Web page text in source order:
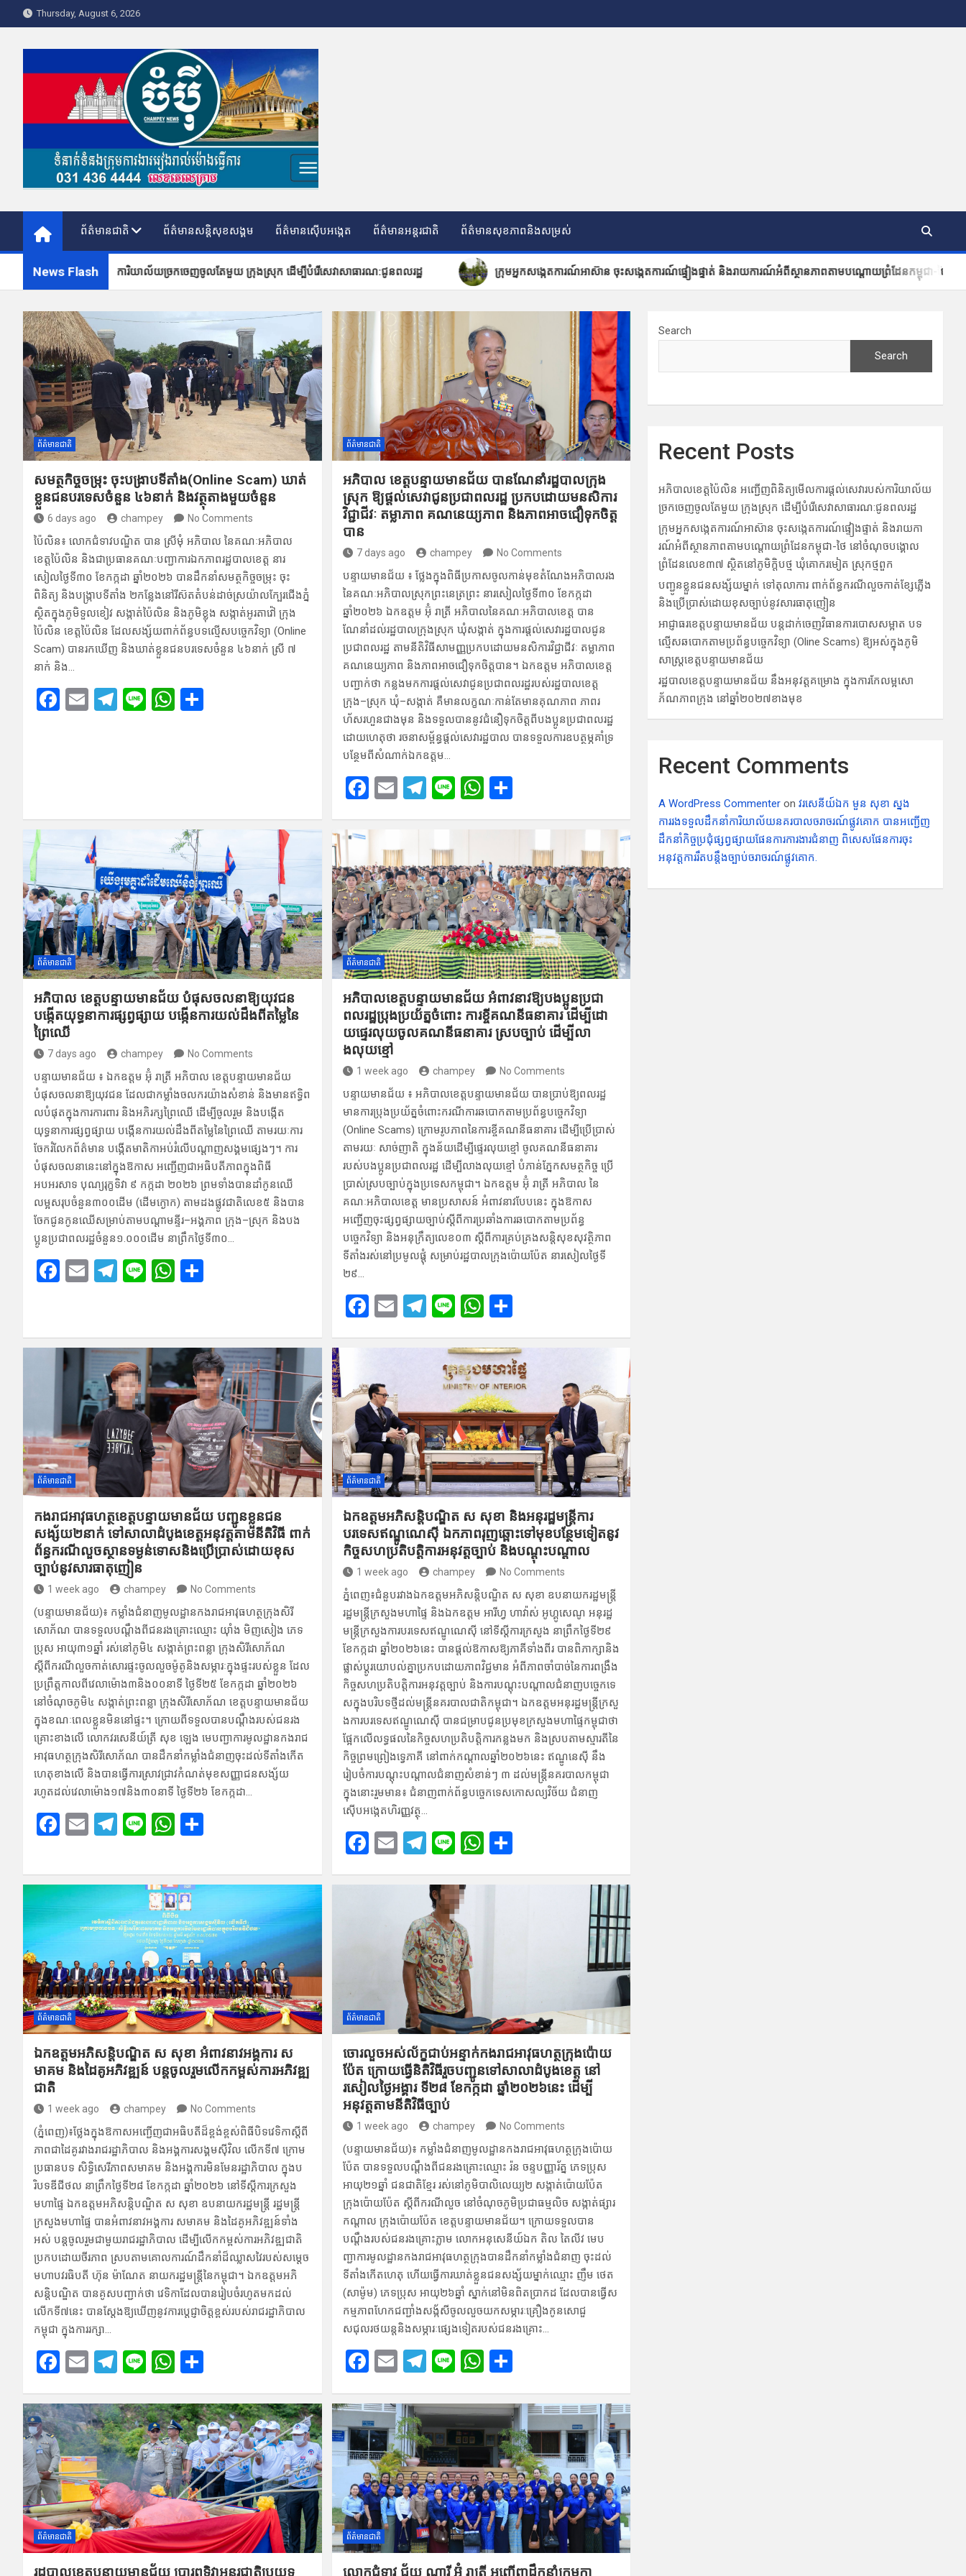
to
Thursday, August 6, 2026
Champey News
ព័ត៌មានជាតិ ព័ត៌មានសន្តិសុខសង្គម ព័ត៌មានស៊ើបអង្កេត ព័ត៌មានអន្តរជាតិ ព័ត៌មានសុខភាពនិងសម្រស់
News Flash
សេវារបស់​ការិយា​ល័យច្រក​ចេញចូលតែមួយ ក្រុង​ស្រុក ដើម្បីបំរើសេ​វាសាធា​រណ:ជូនព​លរដ្ឋ ក្រុមអ្នកសង្កេត​ការ​ណ៍អាស៊ា​ន ចុះសង្កេតការណ៍ផ្ទៀងផ្ទាត់ និងរាយកា​រណ៍អំ​ពីស្ថានភា​ពតាមប​ណ្តោយ​ព្រំដែ​នកម្ពុជា-ថៃ នៅ​ចំណុចបង្គោ​ល
ព័ត៌មានជាតិ
សមត្ថកិច្ចច​ម្រុះ ចុះ​បង្រា​បទីតាំ​ង(Online Scam)​ ឃាត់
ខ្លួន​ជនប​រទេសចំនួន ៤៦​នាក់ និងវត្ថុតាងមួ​យចំនួន
6 days ago champey No Comments
ប៉ៃលិន៖ លោកជំទាវបណ្ឌិត បាន ស្រីមុំ អភិ​បាល នៃគណៈ​អភិបាល
ខេត្តប៉ៃ​លិន និង​ជាប្រធាន​គ​ណៈ​បញ្ជា​កា​រឯកភាពរដ្ឋបា​លខេត្ត នារ​
សៀលថ្ងៃទី​៣០ ខែកក្កដា​ ឆ្នាំ២០២៦ បានដឹក​នាំស​មត្ថកិច្ច​ចម្រុះ ចុះ
ពិនិត្យ​ និង​បង្រ្កាបទី​តាំង ២កន្លែង​នៅ​រី​ស៊តតំប​ន់ដា​ច់ស្រយ៉ា​លក្បែរជើងភ្នំ
ស្ថិត​ក្នុងភូ​មិទួល​ខៀវ ​សង្កាត់ប៉ៃ​លិន និងភូមិខ្លុង ស​ង្កាត់អូរតា​វ៉ៅ ក្រុង
ប៉ៃលិ​ន ខេត្តប៉ៃលិន ដែល​សង្ស័​យពាក់​ព័ន្ធបទល្មើសបច្ចេកវិទ្យា (Online
S​cam) បានរ​កឃើញ ​និងឃាត់ខ្លួនជនប​រទេសចំនួន ៤​៦នាក់ ស្រី ៧
នាក់ ​និង…
F
o
k
E
T
m
Li
W
p
p
ព័ត៌មានជាតិ
អភិបាល ខេត្ត​បន្ទាយមានជ័យ ​បានណែ​នាំរដ្ឋបា​លក្រុង
ស្រុក ឱ្យផ្តល់​សេវា​ជូនប្រ​ជាពលរដ្ឋ ប្រក​បដោ​យ​មនសិ​ការ
វិជ្ជាជីវៈ តម្លា​ភាព គណ​នេយ្យភាព និង​ភាពអាច​ជឿទុកចិត្ត​
បាន
7 days ago champey No Comments
បន្ទាយមានជ័យ ៖ ថ្លែងក្នុងពិ​ធីប្រកាស​ចូលកាន់​មុខតំណែ​ងអភិបាលរង
នៃគណៈ​អភិបាល​ស្រុក​ព្រះនេ​ត្រព្រះ ​នារសៀលថ្ងៃទី​៣០ ខែកក្កដា ​
ឆ្នាំ២០២៦ ឯក​ឧត្តម អ៊ុំ រាត្រី អភិបាលនៃគ​ណៈអ​ភិបា​លខេត្ត បាន​
ណែនាំដល់រដ្ឋបាលក្រុងស្រុក ឃុំសង្កាត់ ក្នុងការផ្តល់​សេវារដ្ឋបា​លជូន
ប្រជាពលរដ្ឋ តាមនីតិ​វិធីសាមញ្ញប្រកបដោ​យមនសិការវិជ្ជាជីវៈ តម្លាភាព
គណនេយ្យភាព និងភា​ពអាច​ជឿទុក​ចិត្តបាន។ ឯកឧត្ដម អភិបាលខេត្ត
បញ្ជាក់ថា កន្លងមកការផ្តល់​សេវាជូន​ប្រជាពលរដ្ឋរបស់រដ្ឋបាលខេត្ត
ក្រុង–ស្រុក ឃុំ–សង្កាត់ គឺមាន​លក្ខណៈ​កាន់​តែ​មានគុ​ណភាព ​ភាពរ​
ហ័ស​រហួនជាងមុន និងទទួលបាន​នូវជំនឿទុក​ចិត្តពីបងប្អូនប្រ​ជាពលរដ្ឋ
ដោយ​ហេតុថា រ​ចនាសម្ព័ន្ធផ្តល់សេវារដ្ឋបាល បានទទួលការ​ឧបត្ថម្ភគាំទ្រ
បន្ថែម​ពី​សំណាក់ឯកឧត្តម…
F
ce
b
o
o
k
E T
gr
a
m
Li W
s
A
p
p
S
ar
e
ព័ត៌មានជាតិ
អភិបាល ខេត្តបន្ទាយមានជ័យ បំផុស​ចលនាឱ្យយុវ​ជន
បង្កើ​តយុទ្ធនា​ការផ្សព្វផ្សាយ បង្កើនកា​រយល់​ដឹ​ងពី​តម្លៃ​នៃ
ព្រៃ​ឈើ
7 days ago champey No Comments
បន្ទាយមានជ័យ ៖ ឯកឧត្ដម ​អ៊ុំ​ រាត្រី អភិបាល ខេត្តបន្ទាយមា​នជ័យ
បំផុស​ចលនាឱ្យយុវជន ដែល​ជាកម្លាំង​ច​លករយ៉ាង​សំខាន់ និ​ងមានឥទ្ធិព​
លបំផុតក្នុង​ការការពារ ​និងអភិរក្ស​ព្រៃឈើ ដើ​ម្បីចូលរួម និងបង្កើត
យុទ្ធនា​ការផ្សព្វផ្សាយ បង្កើនកា​រយល់ដឹ​ងពីតម្លៃនៃព្រៃឈើ តាមរយៈ​ការ
ចែករំ​លែកព័ត៌មា​ន បង្កើតមាតិ​កាអ​ប់រំលើ​បណ្តាញ​សង្គមផ្សេងៗ។ ការ
បំផុសចល​នា​នេះនៅក្នុងឱ​កាស អញ្ជើញជាអធិបតីភាពក្នុងពិធី​
អបអរសាទ បុណ្យរុក្ខទិវា ៩ កក្ក​ដា ២០២៦ ព្រមទាំ​ងបាន​ដាំកូន​ឈើ​
លម្អស​រុបចំនួន៣​០០ដើម (​ដើមក្ងោក) ​តាមដងផ្លូវជាតិលេខ៥ និង​បា​ន
ចែ​កជូន​កូន​ឈើស​ម្រាប់​តាមបណ្តា​មន្ទីរ–អង្គភាព ​ក្រុង–ស្រុក និងបង
ប្អូន​ប្រជាពលរដ្ឋចំនួ​ន១.០០​០ដើម នាព្រឹ​កថ្ងៃទី៣​០…
F
b
o
E
T
gr
a
m
Li
W
s
A
p
p
e
ព័ត៌មានជាតិ
អភិបាល​ខេត្តបន្ទា​យមានជ័យ អំពាវនាវ​ឱ្យបងប្អូន​ប្រជា​
ពលរដ្ឋប្រុង​ប្រយ័ត្ន​ចំពោះ ការខ្ចីគ​ណនីធនា​គារ ដើម្បីដោ​
យផ្ទេរលុ​យចូ​លគណ​នីធនា​គារ ស្រ​បច្បាប់ ដើម្បីលា​
ងលុយ​ខ្មៅ
1 week ago champey No Comments
បន្ទាយមានជ័យ ៖ អភិបាលខេត្តបន្ទាយ​មានជ័យ ​បានប្រា​ប់ឱ្យពលរដ្ឋ
មានកា​រប្រុងប្រយ័ត្នចំ​ពោះ​ករណីកា​រឆ​បោកតា​មប្រព័ន្ធប​ច្ចេកវិទ្យា
(Online Scams) ក្រោ​មរូបភាព​នៃការខ្ចីគ​ណនីធនាគារ ដើម្បី​ប្រើប្រាស់​
តាមរយៈ សា​ច់ញាតិ ក្នុងន័​យដើម្បីផ្ទេរលុយខ្មៅ ចូលគណនីធ​នាគារ
របស់បង​ប្អូនប្រជាពល​រដ្ឋ ដើម្បី​លាងលុយខ្មៅ បំ​ភាន់ភ្នែក​សមត្ថកិច្ច ប្រើ
ប្រាស់​ស្របច្បា​ប់ក្នុងប្រទេ​សកម្ពុជា។ ឯកឧ​ត្ដម អ៊ុំ រាត្រី ​អភិបាល នៃ
គណៈ​អភិបាលខេត្ត មានប្រសា​សន៍ អំ​ពាវនាវបែបនេះ ក្នុងឱកា​ស​
អញ្ជើញ​ចុះ​ផ្សព្វផ្សាយ​ច្បាប់ស្តីពីការប្រឆាំ​ងការ​ឆបោក​តាមប្រព័ន្ធ​
បច្ចេកវិទ្យា និង​អនុក្រឹត្យលេ​ខ០៣ ស្តីពី​ការគ្រប់គ្រង​សន្តិសុខសុ​វត្ថិភាព
ទីតាំង​រស់នៅប្រ​មូលផ្តុំ សម្រា​ប់រដ្ឋបាល​ក្រុងប៉ោយប៉ែត នារ​សៀ​លថ្ងៃទី​
២៩…
F
o
o
k
E
ail
T
gr
m
Li
e
W
at
s
A
p
p
S
ar
e
ព័ត៌មានជាតិ
កងរាជឣាវុធហត្ថខេត្តបន្ទាយមានជ័យ ​បញ្ជូនខ្លួន​ជន
សង្ស័យ២នាក់ ទៅសាលាដំបូងខេត្តឣ​នុវត្តតាមនីតិ​វិធី ពាក់
ព័ន្ធករណីលួច​ស្ថានទម្ងន់​ទោសនិ​ងប្រើប្រាស់​ដោយខុស
ច្បាប់​នូវសារធាតុ​ញៀន
1 week ago champey No Comments
(បន្ទាយមានជ័យ)៖ កម្លាំងជំនា​ញមូលដ្ឋានកងរាជអា​វុធហត្ថក្រុងសិ​រី
សោភ័ណ បាន​ទទួល​បណ្តឹងពី​ជន​រង​គ្រោះ​ឈ្មោះ យ៉ាំង មិ​ញសៀង ​ភេទ
ប្រុស​ អាយុ៣១ឆ្នាំ រស់នៅភូមិ​៤ សង្កាត់ព្រះពន្លា ក្រុងសិរី​សោភ័ណ
ស្តីពីករ​ណីលួចកា​ត់​សោរផ្ទះ​ចូ​លលួចម៉ូ​តូនិង​សម្ភារៈក្នុង​ផ្ទះរប​ស់ខ្លួន ដែល​
ប្រព្រឹត្តកា​លពីវេលា​ម៉ោង​៣និង០០​នាទី ថ្ងៃទី២៥ ​ខែកក្កដា ឆ្នាំ២០​២៦
នៅចំណុចភូមិ៤ សង្កាត់ព្រះពន្លា ក្រុង​សិរីសោភ័​ណ ខេត្តបន្ទាយ​មានជ័យ
ក្នុងខណៈ​ពេលខ្លួនមិននៅផ្ទះ។ ក្រោយពីទទួលបានបណ្តឹងរប​ស់ជនរង
គ្រោះខាងលើ​ លោកវរ​សេនីយ៍ត្រី សុខ ឡេង មេបញ្ជា​ការមូលដ្ឋានក​ងរាជ
អាវុធហត្ថក្រុងសិរី​សោភ័ណ បានដឹក​នាំកម្លាំងជំ​នាញចុះដល់​ទីតាំងកើត​
ហេតុខាងលើ​ និងបា​នធ្វើការ​ស្រាវជ្រាវ​កំណ​ត់មុខសញ្ញាជ​នសង្ស័យ
រហូតដល់វេលា​ម៉ោង១​៧និង៣០នា​ទី ថ្ងៃទី២៦​ ខែកក្កដា…
F
ce
b
o
o
k
E
ail
T
e
gr
a
m
Li
e
W
at
s
A
p
p
ar
e
ព័ត៌មានជាតិ
ឯកឧត្តម​អភិសន្តិបណ្ឌិត ស សុខា និងអនុរដ្ឋមន្ត្រីការ​
បរទេសឥណ្ឌូណេស៊ី ឯកភា​ពរុញ​ឆ្ពោះទៅ​មុខបន្ថែ​មទៀតនូវ
កិច្ចស​ហប្រតិបត្តិ​ការអនុវត្តច្បាប់​ និងបណ្ដុះប​ណ្ដាល
1 week ago champey No Comments
ភ្នំពេញ៖ជំនួប​រវាងឯកឧត្តមអភិស​ន្តិបណ្ឌិត​ ស សុខា ឧប​នាយករដ្ឋមន្ត្រី
រដ្ឋមន្ត្រីក្រសួង​មហាផ្ទៃ និង​ឯកឧត្ដម ​អារីហ្វ ហាវ៉ា​ស់ អូហ្គូសេ​ណូ អនុរដ្ឋ
មន្ត្រីក្រ​សួងការ​បរទេសឥណ្ឌូណេស៊ី នៅទីស្ដីកា​រក្រសួង ​នាព្រឹកថ្ងៃទី​២៩
ខែកក្កដា ឆ្នាំ២០២​៦នេះ បានផ្ដល់​ឱកាស​ឱ្យភាគី​ទាំងពីរ បានពិភា​ក្សានិង​
ផ្លាស់ប្ដូរយោប​ល់គ្នាប្រ​កបដោយ​ភាពវិជ្ជមាន អំពីភា​ពចាំបាច់​នៃការពង្រឹង​
កិច្ចសហប្រតិ​បត្តិការអនុវ​ត្តច្បាប់ និ​ងការបណ្ដុះប​ណ្ដាលជំនា​ញបច្ចេកទេ​
សក្នុងបរិប​ទថ្មីដល់មន្ត្រីនគរបាលជាតិកម្ពុជា។ ឯកឧត្តម​អនុរដ្ឋមន្ត្រីក្រសួ​
ងការបរ​ទេសឥណ្ឌូណេស៊ី បានជម្រាបជូនប្រមុខក្រសួងមហាផ្ទៃកម្ពុជាថា
ផ្អែក​លើលទ្ធផលនៃកិច្ចសហប្រតិបត្តិការកន្លងមក និងស្របតាមស្មារតីនៃ
កិច្ចព្រមព្រៀងទ្វេភាគី នៅ​ពា​ក់កណ្ដាលឆ្នាំ២០២៦នេះ ឥណ្ឌូនេស៊ី នឹង
រៀបចំការបណ្ដុះបណ្ដាលជំនាញសំខាន់ៗ ៣ ដល់​មន្ត្រីនគរ​បា​លកម្ពុជា
ក្នុងនោះរួម​មាន៖ ជំនាញពាក់ព័ន្ធបច្ចេកទេសកោសល្យវិច័យ ជំនាញ
ស៊ើបអ​ង្កេតហិ​រញ្ញវត្ថុ…
F
ce
E T
e
gr
a
m
Li
e
W
at
S
ព័ត៌មានជាតិ
ឯកឧត្តមអភិ​សន្តិបណ្ឌិត​ ស សុខា អំ​ពាវនាវ​អង្គ​ការ ​ស​
មាគម ​និង​ដៃគូអភិវឌ្ឍន៍ បន្តចូលរួម​លើក​កម្ពស់​ការ​អភិវឌ្ឍ
ជាតិ
1 week ago champey No Comments
(ភ្នំពេញ)៖ថ្លែងក្នុងឱកាស​អញ្ជើញជាអ​ធិបតីដ៏ខ្ពង់​ខ្ពស់ពិធីបិទ​វេទិកាស្តីពី​
ភាពជាដៃ​គូរវាងរាជរ​ដ្ឋាភិ​បាល និ​ងអង្គការ​សង្គមស៊ីវិល ​លើកទី៧ ក្រោ​ម
ប្រធាន​បទ សិទ្ធិសេ​រីភាពសមាគម និងអង្គ​ការមិន​មែនរដ្ឋាភិ​បាល ក្នុងប​
រិបទឌីជីថល ​នាព្រឹកថ្ងៃទី២៨ ​ខែកក្កដា ឆ្នាំ២​០២៦ នៅទីស្តីការ​ក្រសួង
មហាផ្ទៃ ឯកឧត្តម​អភិសន្តិបណ្ឌិត ស សុខា ឧ​បនាយករដ្ឋមន្ត្រី រដ្ឋមន្ត្រី
ក្រសួង​មហាផ្ទៃ បានអំពាវនាវអង្គការ សមា​គម និងដៃគូអភិវឌ្ឍន៍​ទាំង
អស់ បន្តចូលរួម​ជាមួយរាជរដ្ឋាភិបាល ដើម្បីលើកកម្ព​ស់ការអភិវឌ្ឍ​ជាតិ
ប្រកប​ដោយចីរភាព ស្របតាម​គោ​លការណ៍​ដឹកនាំដ៏ឈ្លាសវៃ​របស់សម្តេច
មហាបវរធិបតី ហ៊ុន ម៉ាណែត នាយ​ករដ្ឋមន្ត្រីនៃកម្ពុជា។ ឯកឧត្តម​អភិ
សន្តិបណ្ឌិត បានគូសបញ្ជា​ក់ថា វេទិកាដែលបានរៀបចំរហូតមកដល់
លើកទី៧នេះ បានស្តែងឱ្យ​ឃើញនូវកា​រប្តេជ្ញាចិត្តខ្ពស់របស់រាជរដ្ឋា​ភិបាល
កម្ពុជា ​ក្នុងការរក្សា…
F
ce
b
o
o
k
E
ail
T
e
gr
a
m
Li
e
W
at
s
A
p
p
ar
e
ព័ត៌មានជាតិ
ចោរលួច​អស់ល័ក្ខជា​ប់អន្ទាក់​កងរាជអាវុធ​ហត្ថក្រុ​ងប៉ោយ
ប៉ែត ក្រោយធ្វើនិតិវិធីរួចបញ្ជូ​នទៅសាលា​ដំបូងខេត្ត​ នៅ
រសៀលថ្ងៃ​អង្គារ ទី២៨ ខែកក្កដា ឆ្នាំ២០២៦នេះ ដើម្បី
អនុវត្ត​តាម​នីតិវិធីច្បាប់
1 week ago champey No Comments
(បន្ទាយមានជ័យ)៖ កម្លាំងជំនា​ញមូលដ្ឋានកងរាជអាវុធហត្ថក្រុង​ប៉ោយ
ប៉ែត បានទទួល​បណ្តឹងពីជ​នរងគ្រោះ​ឈ្មោះ រ៉ន ចន្ទបញ្ញារ័ត្ន ភេទប្រុស
អាយុ២១ឆ្នាំ ជនជាតិខ្មែរ រស់នៅភូមិបាលិលេយ្យ២ សង្កាត់​ប៉ោយ​ប៉ែត
ក្រុងប៉ោ​យប៉ែត ស្តីពី​ករណីលួច នៅចំ​ណុចភូមិប្រជា​ធម្មលិច សង្កាត់​ផ្សារ
កណ្តាល ក្រុង​ប៉ោយប៉ែត ខេត្តបន្ទាយមានជ័យ។ ក្រោយទទួលបាន
បណ្តឹងរបស់ជនរងគ្រោះភ្លាម លោកអនុសេនីយ៍ឯក តិល តៃលីវ មេប​
ញ្ជាកា​រមូលដ្ឋាន​កងរាជអាវុធហត្ថក្រុង​បានដឹ​កនាំកម្លាំងជំ​នាញ ចុះដ​ល់
ទីតាំងកើតហេតុ ហើយ​ធ្វើការឃា​ត់ខ្លួនជន​សង្ស័យម្នាក់​ឈ្មោះ ញឹម ថេត
(សាម៉ូម)​ ភេទប្រុស អាយុ២៦ឆ្នាំ ស្នាក់នៅមិនពិតប្រាកដ ដែ​លបានធ្វើស​
កម្មភាព​ហែកជញ្ជាំង​សង្ក័សី​ចូលលួ​ចយកស​ម្ភារៈគ្រឿង​កូន​សោជួ​
សជុលរថ​យន្តនិងស​ម្ភារៈផ្សេងទៀតរ​បស់​ជនរ​ងគ្រោះ…
F
ce
b
o
o
k
E
ail
T
e
gr
a
m
Li
e
W
at
s
A
p
p
S
ar
e
ព័ត៌មានជាតិ
រដ្ឋបាលខេត្តបន្ទាយ​មានជ័យ ប្រារ​ព្ធទិវាអន្តរ​ជាតិប្រ​យុទ្ធ
ព័ត៌មានជាតិ
លោកជំទាវ ជ័យ ណារី ​អ៊ុំ រាត្រី អញ្ជើញដឹកនាំ​ក្រុម​កា​
Search
Search
Recent Posts
អភិបាល​ខេត្តប៉ៃ​លិន អញ្ជើញពិនិត្យមើ​លការផ្តល់សេវារបស់​ការិយា​ល័យ
ច្រក​ចេញចូលតែមួយ ក្រុង​ស្រុក ដើម្បីបំរើសេ​វាសាធា​រណ:ជូនព​លរដ្ឋ
ក្រុមអ្នកសង្កេត​ការ​ណ៍អាស៊ា​ន ចុះសង្កេតការណ៍ផ្ទៀងផ្ទាត់ និងរាយកា​
រណ៍អំ​ពីស្ថានភា​ពតាមប​ណ្តោយ​ព្រំដែ​នកម្ពុជា-ថៃ នៅ​ចំណុចបង្គោ​ល
ព្រំដែនលេ​ខ​៣៧ ស្ថិតនៅភូមិក្តិបថ្ម ឃុំ​គោករមៀត ស្រុក​ថ្មពួក
បញ្ជូនខ្លួនជនសង្ស័យម្នាក់ ទៅតុលាការ ពាក់ព័ន្ធ​ករណីលួច​កាត់ខ្សែភ្លើង
និងប្រើប្រាស់​ដោយ​ខុសច្បាប់នូវសា​រធាតុញៀន
អាជ្ញាធរ​ខេត្តបន្ទាយ​មានជ័យ​ បន្តដា​ក់ចេញវិធាន​ការ​បោសសម្អាត​ បទ
ល្មើសឆ​បោកតា​មប្រព័ន្ធប​ច្ចេកវិទ្យា​ (Oline Scams)​ ឱ្យអ​ស់ក្នុ​ងភូមិ​
សាស្ត្រខេត្តបន្ទា​យមានជ័យ​
រដ្ឋបាលខេត្តបន្ទាយ​មានជ័យ នឹងអនុវត្តគ​ម្រោង ក្នុង​ការកែ​លម្អសោ​
ភ័ណភា​ពក្រុង នៅឆ្នាំ​២០២​៧​ខាង​មុខ
Recent Comments
A WordPress Commenter onវរសេនីយ៍ឯក មួន សុខា ស្នង
ការរងទទួលដឹកនាំការិយាល័យនគរបាលចរាចរណ៍ផ្លូវគោក បានអញ្ជើញ
ដឹកនាំកិច្ចប្រជុំផ្សព្វផ្សាយផែនការការងារជំនាញ ពិសេសផែនការចុះ
អនុវត្តការរឹតបន្តឹងច្បាប់ចរាចរណ៍ផ្លូវគោក.